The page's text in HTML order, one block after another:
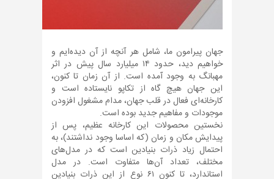
جهان پیرامون ما، شامل هر آنچه از آن دیده‌ایم و
خواهیم دید، حدود ۱۴ میلیارد سال پیش در اثر
مهبانگ به وجود آمده است. از آن زمان تا کنون،
این جهان هیچ گاه از تکاپو نایستاده است و
کارخانه‌ای فعال در قلب جهان، مدام مشغول افزودن
موجودات و مفاهیم جدید بوده است.
نخستین محصولات این کارخانه عظیم، پس از
پیدایش مکان و زمان (که اساسا وجود نداشتند)، به
احتمال زیاد ذرات بنیادین است که در مدل‌های
مختلف، تعداد آن‌ها متفاوت است. در مدل
استاندارد، تا کنون ۶۱ نوع از این ذرات بنیادین